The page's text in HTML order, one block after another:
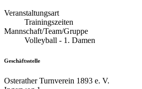
Veranstaltungsart
Trainingszeiten
Mannschaft/Team/Gruppe
Volleyball - 1. Damen
Geschäftsstelle
Osterather Turnverein 1893 e. V.